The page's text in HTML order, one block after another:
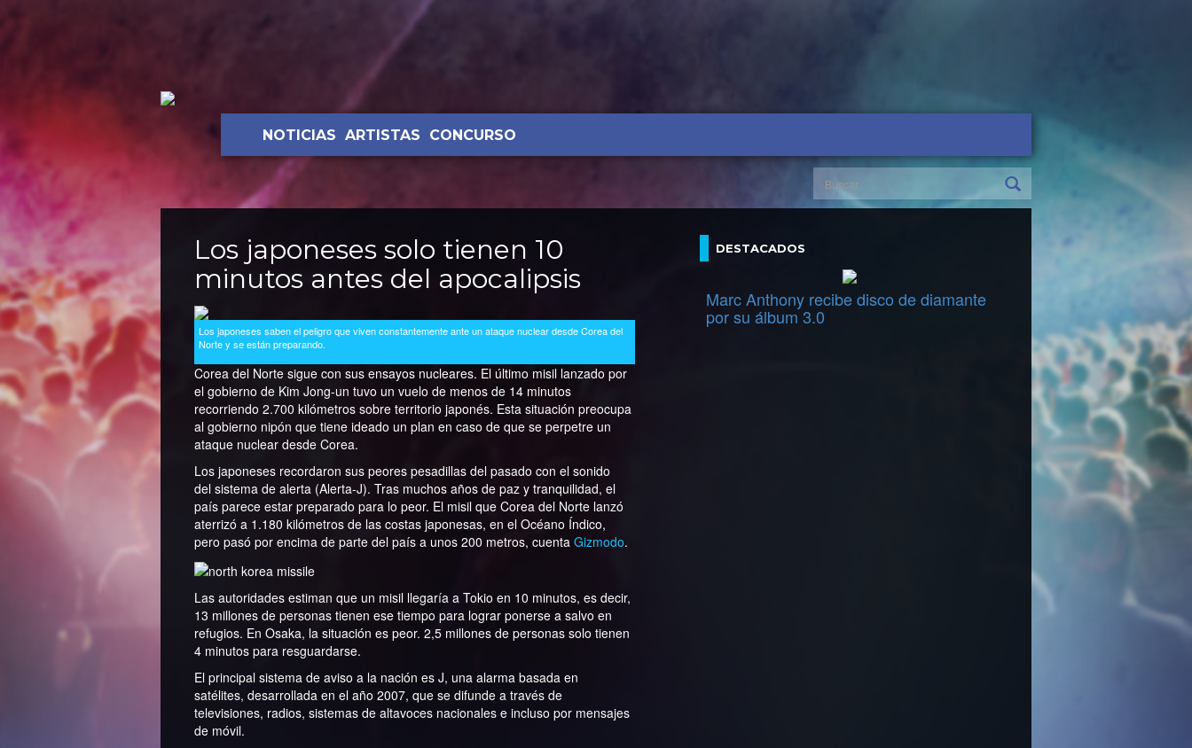
NOTICIAS ARTISTAS CONCURSO
Los japoneses solo tienen 10
minutos antes del apocalipsis
Los japoneses saben el peligro que viven constantemente ante un ataque nuclear desde Corea del
Norte y se están preparando.
Corea del Norte sigue con sus ensayos nucleares. El último misil lanzado por
el gobierno de Kim Jong-un tuvo un vuelo de menos de 14 minutos
recorriendo 2.700 kilómetros sobre territorio japonés. Esta situación preocupa
al gobierno nipón que tiene ideado un plan en caso de que se perpetre un
ataque nuclear desde Corea.
Los japoneses recordaron sus peores pesadillas del pasado con el sonido
del sistema de alerta (Alerta-J). Tras muchos años de paz y tranquilidad, el
país parece estar preparado para lo peor. El misil que Corea del Norte lanzó
aterrizó a 1.180 kilómetros de las costas japonesas, en el Océano Índico,
pero pasó por encima de parte del país a unos 200 metros, cuentaGizmodo.
Las autoridades estiman que un misil llegaría a Tokio en 10 minutos, es decir,
13 millones de personas tienen ese tiempo para lograr ponerse a salvo en
refugios. En Osaka, la situación es peor. 2,5 millones de personas solo tienen
4 minutos para resguardarse.
El principal sistema de aviso a la nación es J, una alarma basada en
satélites, desarrollada en el año 2007, que se difunde a través de
televisiones, radios, sistemas de altavoces nacionales e incluso por mensajes
de móvil.
DESTACADOS
Marc Anthony recibe disco de diamante
por su álbum 3.0